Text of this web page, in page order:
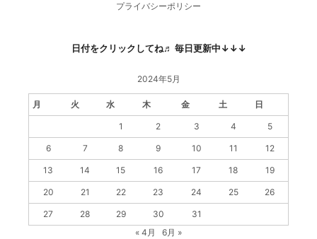
プライバシーポリシー
日付をクリックしてね♬ 毎日更新中↓↓↓
2024年5月
月 火 水 木 金 土 日
1 2 3 4 5
6 7 8 9 10 11 12
13 14 15 16 17 18 19
20 21 22 23 24 25 26
27 28 29 30
31
« 4月
6月 »